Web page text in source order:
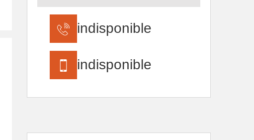
indisponible
indisponible